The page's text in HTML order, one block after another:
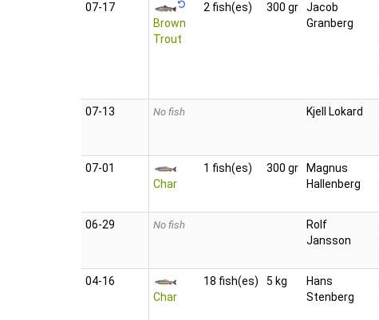
07‑17
Brown
Trout
2 fish(es) 300 gr
Jacob
Granberg
07‑13 No fish Kjell Lokard
07‑01
Char
1 fish(es) 300 gr
Magnus
Hallenberg
06‑29 No fish
Rolf
Jansson
04‑16
Char
18 fish(es) 5 kg
Hans
Stenberg